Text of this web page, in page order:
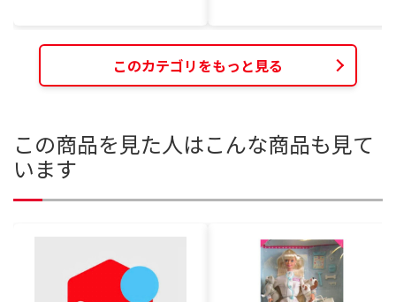
このカテゴリをもっと見る
この商品を見た人はこんな商品も見て
います